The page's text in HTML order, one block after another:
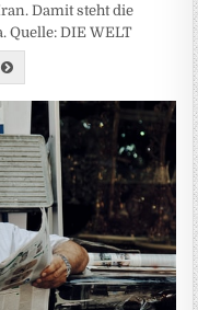
Damit steht die
Quelle: DIE WELT